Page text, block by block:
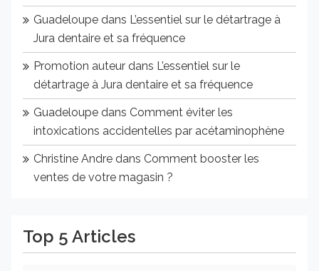
Guadeloupe dans L’essentiel sur le détartrage à
Jura dentaire et sa fréquence
Promotion auteur dans L’essentiel sur le
détartrage à Jura dentaire et sa fréquence
Guadeloupe dans Comment éviter les
intoxications accidentelles par acétaminophène
Christine Andre dans Comment booster les
ventes de votre magasin ?
Top 5 Articles